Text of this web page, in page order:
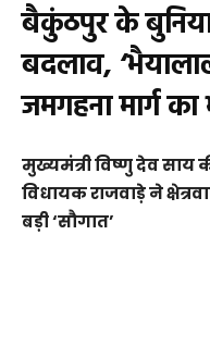
बैकुंठपुर के
बदलाव,
जमगहना मार्ग का
मुख्यमंत्री विष्णु देव साय
विधायक राजवाड़े ने
बड़ी ‘सौगात’